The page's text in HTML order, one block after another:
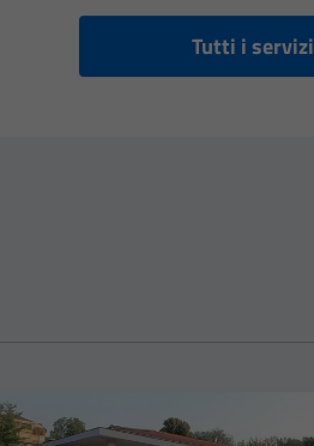
Tutti i servizi